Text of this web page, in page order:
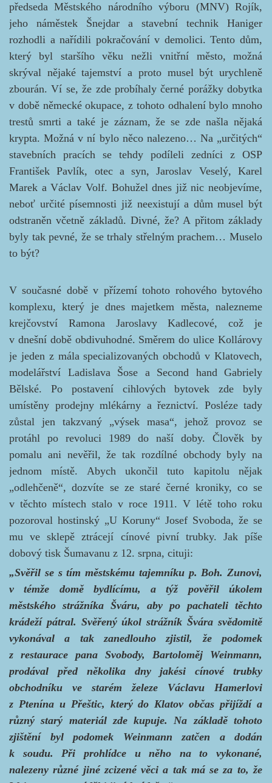
předseda Městského národního výboru (MNV) Rojík,
jeho náměstek Šnejdar a stavební technik Haniger
rozhodli a nařídili pokračování v demolici. Tento dům,
který byl staršího věku nežli vnitřní město, možná
skrýval nějaké tajemství a proto musel být urychleně
zbourán. Ví se, že zde probíhaly černé porážky dobytka
v době německé okupace, z tohoto odhalení bylo mnoho
trestů smrti a také je záznam, že se zde našla nějaká
krypta. Možná v ní bylo něco nalezeno… Na „určitých“
stavebních pracích se tehdy podíleli zedníci z OSP
František Pavlík, otec a syn, Jaroslav Veselý, Karel
Marek a Václav Volf. Bohužel dnes již nic neobjevíme,
neboť určité písemnosti již neexistují a dům musel být
odstraněn včetně základů. Divné, že? A přitom základy
byly tak pevné, že se trhaly střelným prachem… Muselo
to být?
V současné době v přízemí tohoto rohového bytového
komplexu, který je dnes majetkem města, nalezneme
krejčovství Ramona Jaroslavy Kadlecové, což je
v dnešní době obdivuhodné. Směrem do ulice Kollárovy
je jeden z mála specializovaných obchodů v Klatovech,
modelářství Ladislava Šose a Second hand Gabriely
Bělské. Po postavení cihlových bytovek zde byly
umístěny prodejny mlékárny a řeznictví. Posléze tady
zůstal jen takzvaný „výsek masa“, jehož provoz se
protáhl po revoluci 1989 do naší doby. Člověk by
pomalu ani nevěřil, že tak rozdílné obchody byly na
jednom místě. Abych ukončil tuto kapitolu nějak
„odlehčeně“, dozvíte se ze staré černé kroniky, co se
v těchto místech stalo v roce 1911. V létě toho roku
pozoroval hostinský „U Koruny“ Josef Svoboda, že se
mu ve sklepě ztrácejí cínové pivní trubky. Jak píše
dobový tisk Šumavanu z 12. srpna, cituji:
„Svěřil se s tím městskému tajemníku p. Boh. Zunovi,
v témže domě bydlícímu, a týž pověřil úkolem
městského strážníka Šváru, aby po pachateli těchto
krádeží pátral. Svěřený úkol strážník Švára svědomitě
vykonával a tak zanedlouho zjistil, že podomek
z restaurace pana Svobody, Bartoloměj Weinmann,
prodával před několika dny jakési cínové trubky
obchodníku ve starém železe Václavu Hamerlovi
z Ptenína u Přeštic, který do Klatov občas přijíždí a
různý starý materiál zde kupuje. Na základě tohoto
zjištění byl podomek Weinmann zatčen a dodán
k soudu. Při prohlídce u něho na to vykonané,
nalezeny různé jiné zcizené věci a tak má se za to, že